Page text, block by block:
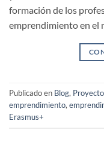
formación de los
emprendimiento en el
Publicado en Blog,
emprendimiento,
Erasmus+